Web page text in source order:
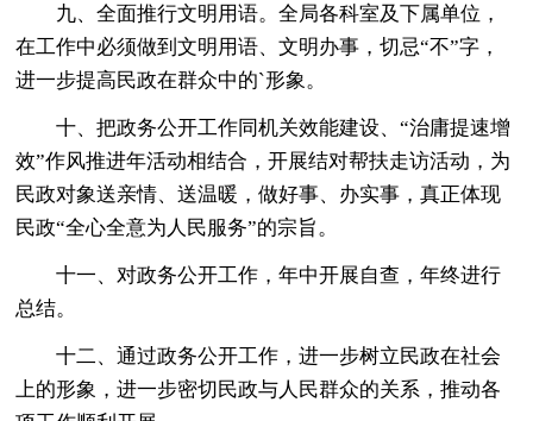
九、全面推行文明用语。全局各科室及下属单位，
在工作中必须做到文明用语、文明办事，切忌“不”字，
进一步提高民政在群众中的`形象。
十、把政务公开工作同机关效能建设、“治庸提速增
效”作风推进年活动相结合，开展结对帮扶走访活动，为
民政对象送亲情、送温暖，做好事、办实事，真正体现
民政“全心全意为人民服务”的宗旨。
十一、对政务公开工作，年中开展自查，年终进行
总结。
十二、通过政务公开工作，进一步树立民政在社会
上的形象，进一步密切民政与人民群众的关系，推动各